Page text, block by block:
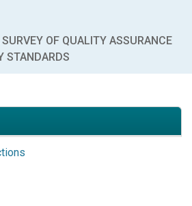
OF QUALITY ASSURANCE
STANDARDS